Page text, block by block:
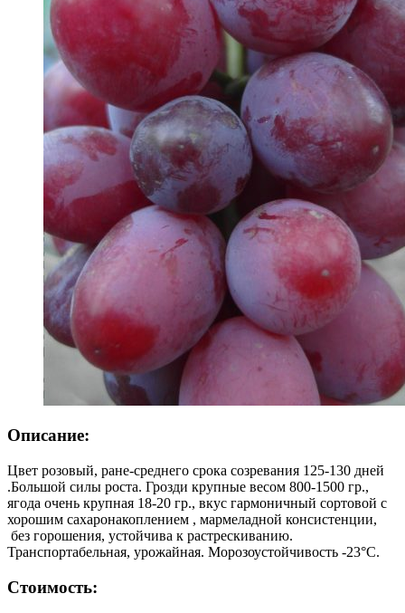
Описание:
Цвет розовый, ране-среднего срока созревания 125-130 дней
.Большой силы роста. Грозди крупные весом 800-1500 гр.,
ягода очень крупная 18-20 гр., вкус гармоничный сортовой с
хорошим сахаронакоплением , мармеладной консистенции,
без горошения, устойчива к растрескиванию.
Транспортабельная, урожайная. Морозоустойчивость -23°С.
Стоимость: